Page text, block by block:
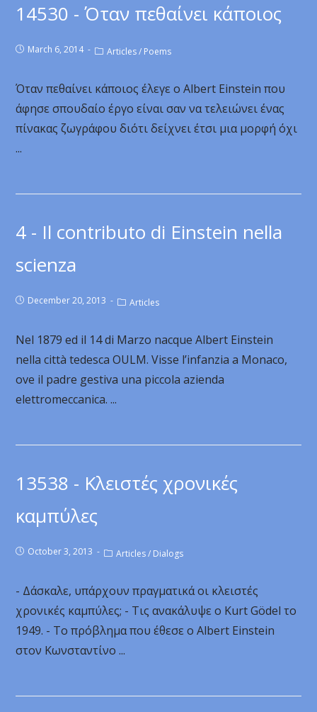
14530 - Όταν πεθαίνει κάποιος
March 6, 2014 Articles / Poems
Όταν πεθαίνει κάποιος έλεγε ο Albert Einstein που
άφησε σπουδαίο έργο είναι σαν να τελειώνει ένας
πίνακας ζωγράφου διότι δείχνει έτσι μια μορφή όχι
...
4 - Il contributo di Einstein nella
scienza
December 20, 2013 Articles
Nel 1879 ed il 14 di Marzo nacque Albert Einstein
nella città tedesca OULM. Visse l’infanzia a Monaco,
ove il padre gestiva una piccola azienda
elettromeccanica. ...
13538 - Κλειστές χρονικές
καμπύλες
October 3, 2013 Articles / Dialogs
- Δάσκαλε, υπάρχουν πραγματικά οι κλειστές
χρονικές καμπύλες; - Τις ανακάλυψε ο Kurt Gödel το
1949. - Το πρόβλημα που έθεσε ο Albert Einstein
στον Κωνσταντίνο ...